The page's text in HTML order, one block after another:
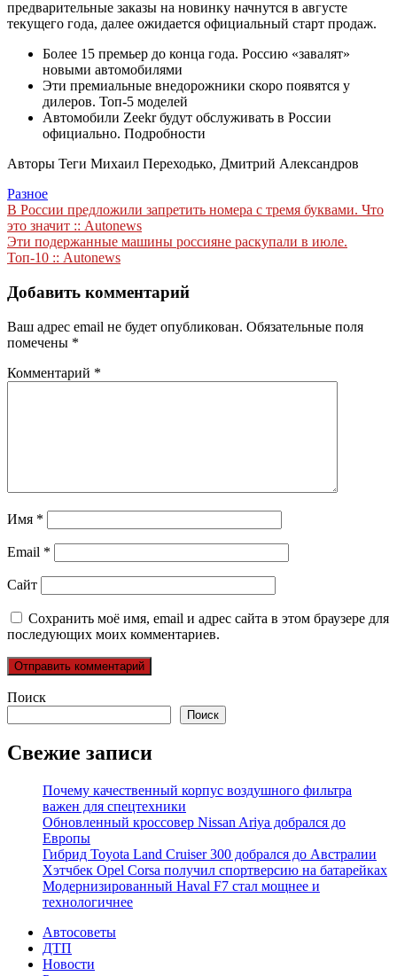
предварительные заказы на новинку начнутся в августе
текущего года, далее ожидается официальный старт продаж.
Более 15 премьер до конца года. Россию «завалят»
новыми автомобилями
Эти премиальные внедорожники скоро появятся у
дилеров. Топ-5 моделей
Автомобили Zeekr будут обслуживать в России
официально. Подробности
Авторы Теги Михаил Переходько, Дмитрий Александров
Разное
Навигация
по
записям
В России предложили запретить номера с тремя буквами. Что
это значит :: Autonews
Эти подержанные машины россияне раскупали в июле.
Топ-10 :: Autonews
Добавить комментарий
Ваш адрес email не будет опубликован. Обязательные поля
помечены *
Комментарий *
Имя *
Email *
Сайт
Сохранить моё имя, email и адрес сайта в этом браузере для
последующих моих комментариев.
Поиск
Поиск
Свежие записи
Почему качественный корпус воздушного фильтра
важен для спецтехники
Обновленный кроссовер Nissan Ariya добрался до
Европы
Гибрид Toyota Land Cruiser 300 добрался до Австралии
Хэтчбек Opel Corsa получил спортверсию на батарейках
Модернизированный Haval F7 стал мощнее и
технологичнее
Автосоветы
ДТП
Новости